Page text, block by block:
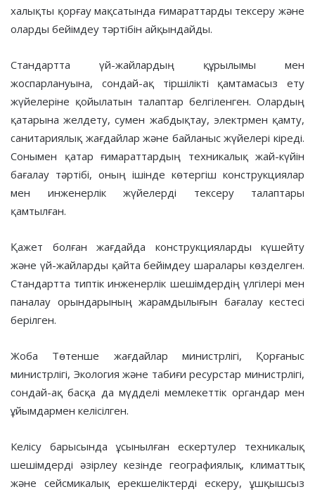
халықты қорғау мақсатында ғимараттарды тексеру және
оларды бейімдеу тәртібін айқындайды.
Стандартта үй-жайлардың құрылымы мен
жоспарлануына, сондай-ақ тіршілікті қамтамасыз ету
жүйелеріне қойылатын талаптар белгіленген. Олардың
қатарына желдету, сумен жабдықтау, электрмен қамту,
санитариялық жағдайлар және байланыс жүйелері кіреді.
Сонымен қатар ғимараттардың техникалық жай-күйін
бағалау тәртібі, оның ішінде көтергіш конструкциялар
мен инженерлік жүйелерді тексеру талаптары
қамтылған.
Қажет болған жағдайда конструкцияларды күшейту
және үй-жайларды қайта бейімдеу шаралары көзделген.
Стандартта типтік инженерлік шешімдердің үлгілері мен
паналау орындарының жарамдылығын бағалау кестесі
берілген.
Жоба Төтенше жағдайлар министрлігі, Қорғаныс
министрлігі, Экология және табиғи ресурстар министрлігі,
сондай-ақ басқа да мүдделі мемлекеттік органдар мен
ұйымдармен келісілген.
Келісу барысында ұсынылған ескертулер техникалық
шешімдерді әзірлеу кезінде географиялық, климаттық
және сейсмикалық ерекшеліктерді ескеру, ұшқышсыз